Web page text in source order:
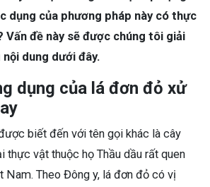
dụng của phương pháp này có thực
Vấn đề này sẽ được chúng tôi giải
dung dưới đây.
dụng của lá đơn đỏ xử
biết đến với tên gọi khác là cây
thực vật thuộc họ Thầu dầu rất quen
Nam. Theo Đông y, lá đơn đỏ có vị